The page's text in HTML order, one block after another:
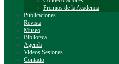
Premios de la Academia
Publicaciones
Revista
Museo
Biblioteca
Agenda
Videos-Sesiones
Contacto